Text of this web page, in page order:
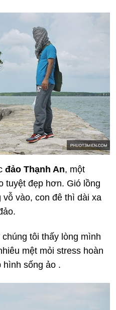
đảo Thạnh An, một
tuyệt đẹp hơn. Gió lồng
vỗ vào, con đê thì dài xa
tôi thấy lòng mình
mệt mỏi stress hoàn
hình sống ảo .